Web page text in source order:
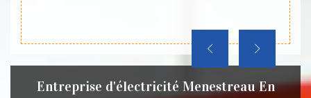
Entreprise d'électricité Menestreau En